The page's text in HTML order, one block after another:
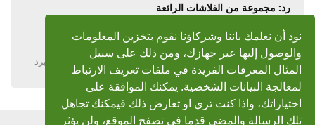
نود أن نعلمك باننا وشركاؤنا نقوم بتخزين المعلومات
والوصول إليها عبر جهازك، ومن ذلك على سبيل
المثال المعرفات الفريدة في ملفات تعريف الارتباط
لمعالجة البيانات الشخصية. يمكنك الموافقة على
اختياراتك، واذا كنت تري او تعارض ذلك فيمكنك تجاهل
تلك الرسالة والمضي قدما فى تصفح الموقع، ولن يؤثر
رد: مجموعة من الفلاشات الرائعة
الله يفتح علييك ماشاء الله قمه فى الروعه
يرد